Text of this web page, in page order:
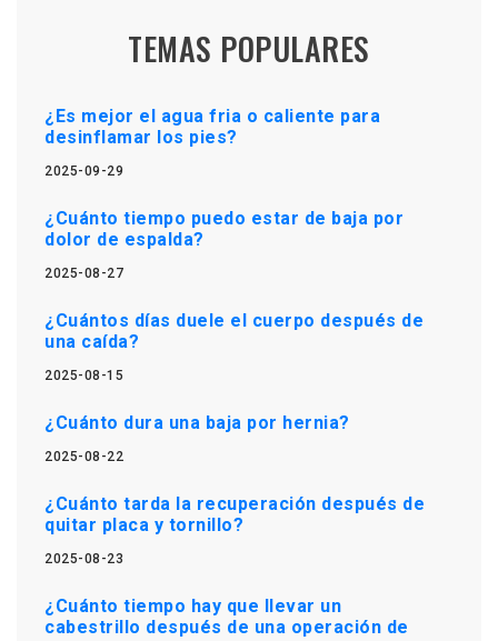
TEMAS POPULARES
¿Es mejor el agua fria o caliente para
desinflamar los pies?
2025-09-29
¿Cuánto tiempo puedo estar de baja por
dolor de espalda?
2025-08-27
¿Cuántos días duele el cuerpo después de
una caída?
2025-08-15
¿Cuánto dura una baja por hernia?
2025-08-22
¿Cuánto tarda la recuperación después de
quitar placa y tornillo?
2025-08-23
¿Cuánto tiempo hay que llevar un
cabestrillo después de una operación de